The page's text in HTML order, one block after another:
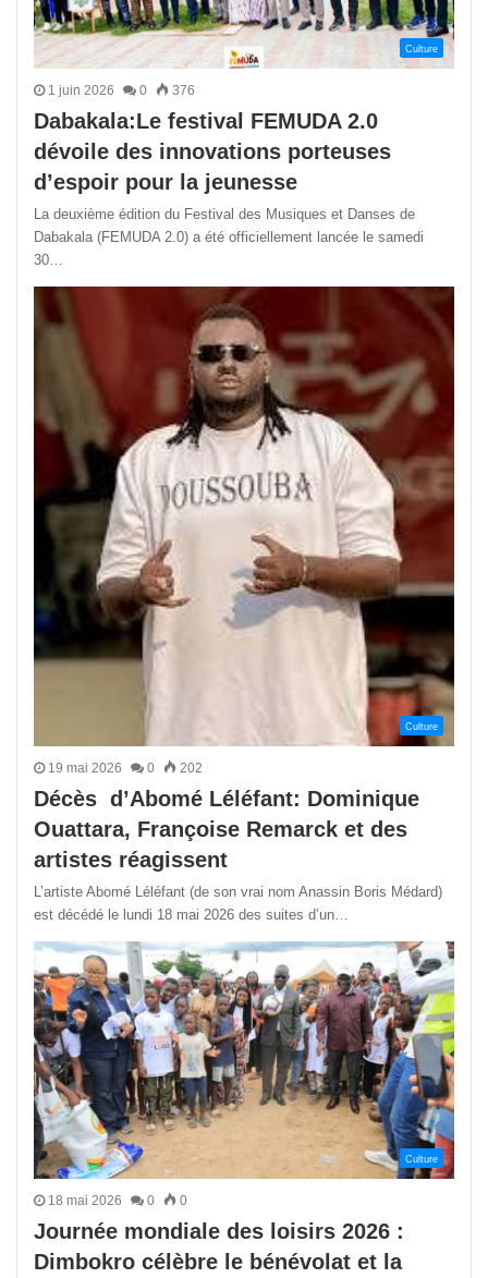
Culture
1 juin 2026 0 376
Dabakala:Le festival FEMUDA 2.0
dévoile des innovations porteuses
d’espoir pour la jeunesse
La deuxième édition du Festival des Musiques et Danses de
Dabakala (FEMUDA 2.0) a été officiellement lancée le samedi
30…
Culture
19 mai 2026 0 202
Décès d’Abomé Léléfant: Dominique
Ouattara, Françoise Remarck et des
artistes réagissent
L’artiste Abomé Léléfant (de son vrai nom Anassin Boris Médard)
est décédé le lundi 18 mai 2026 des suites d’un…
Culture
18 mai 2026 0 0
Journée mondiale des loisirs 2026 :
Dimbokro célèbre le bénévolat et la